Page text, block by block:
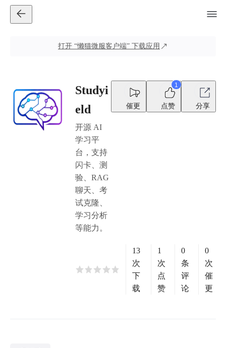
打开 “懒猫微服客户端” 下载应用
Studyi
eld
开源 AI
学习平
台，支持
闪卡、测
验、RAG
聊天、考
试克隆、
学习分析
等能力。
催更
1
点赞 分享
13
次
下
载
1
次
点
赞
0
条
评
论
0
次
催
更